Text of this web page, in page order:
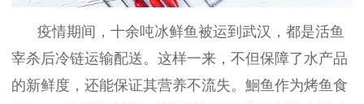
疫情期间，十余吨冰鲜鱼被运到武汉，都是活鱼
宰杀后冷链运输配送。这样一来，不但保障了水产品
的新鲜度，还能保证其营养不流失。鮰鱼作为烤鱼食